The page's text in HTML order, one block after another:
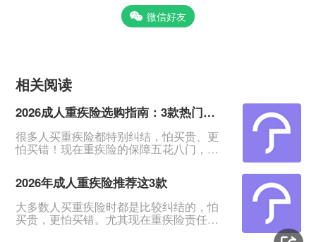
微信好友
相关阅读
2026成人重疾险选购指南：3款热门产品全面测评
很多人买重疾险都特别纠结，怕买贵、更
怕买错！现在重疾险的保障五花八门，条
专门对比整理了2026年市面上口碑、性价
比都靠前的3款成人重疾险，不管你是预算
有限、身体健康，还是身体有点小异常、
不好投保，都能从中挑到合适的。&nbsp;
一、君龙超级玛丽16号Pro：普通人首选，
2026年成人重疾险推荐这3款
大多数人买重疾险时都是比较纠结的，怕
买贵，更怕买错。尤其现在重疾险责任越